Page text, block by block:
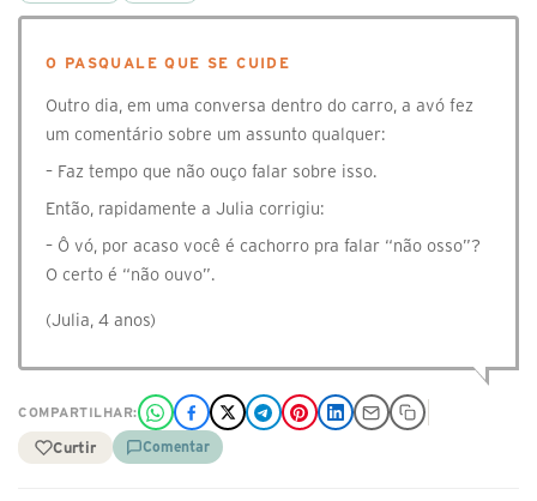
O PASQUALE QUE SE CUIDE
Outro dia, em uma conversa dentro do carro, a avó fez
um comentário sobre um assunto qualquer:
– Faz tempo que não ouço falar sobre isso.
Então, rapidamente a Julia corrigiu:
– Ô vó, por acaso você é cachorro pra falar “não osso”?
O certo é “não ouvo”.
(Julia, 4 anos)
COMPARTILHAR:
Curtir Comentar